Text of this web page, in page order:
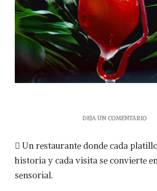
DEJA UN COMENTARIOEN
&
EL
 Un restaurante donde cada
historia y cada visita se convierte
sensorial.